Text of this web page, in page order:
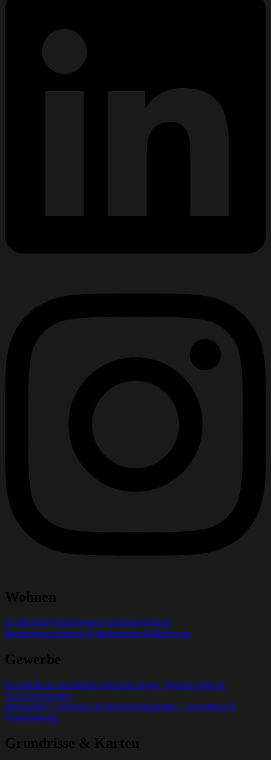
Wohnen
Architekturvisualisierung Außendarstellung
Innenraumgestaltung & Innenraumvisualisierung
Gewerbe
Gewerbliche Architekturvisualisierungen, Wettbewerbe &
Ausschreibungen
Messestand, Ladenbau & Ausstellungsdesign - Gestaltung &
Visualisierung
Grundrisse & Karten